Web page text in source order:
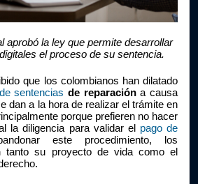
aprobó la ley que permite desarrollar
el proceso de su sentencia.
que los colombianos han dilatado
sentencias de reparación a causa
dan a la hora de realizar el trámite en
porque prefieren no hacer
la diligencia para validar el pago de
este procedimiento, los
tanto su proyecto de vida como el